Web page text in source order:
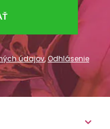
údajov,Odhlásenie